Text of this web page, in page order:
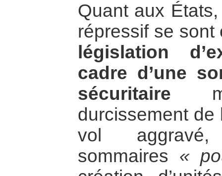
Quant aux
répressif se
législation
cadre d’une
sécuritaire
durcissement de
vol
sommaires «